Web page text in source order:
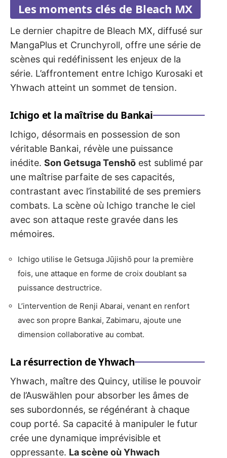
Les moments clés de Bleach MX
Le dernier chapitre de Bleach MX, diffusé sur
MangaPlus et Crunchyroll, offre une série de
scènes qui redéfinissent les enjeux de la
série. L’affrontement entre Ichigo Kurosaki et
Yhwach atteint un sommet de tension.
Ichigo et la maîtrise du Bankai
Ichigo, désormais en possession de son
véritable Bankai, révèle une puissance
inédite. Son Getsuga Tenshō est sublimé par
une maîtrise parfaite de ses capacités,
contrastant avec l’instabilité de ses premiers
combats. La scène où Ichigo tranche le ciel
avec son attaque reste gravée dans les
mémoires.
Ichigo utilise le Getsuga Jūjishō pour la première
fois, une attaque en forme de croix doublant sa
puissance destructrice.
L’intervention de Renji Abarai, venant en renfort
avec son propre Bankai, Zabimaru, ajoute une
dimension collaborative au combat.
La résurrection de Yhwach
Yhwach, maître des Quincy, utilise le pouvoir
de l’Auswählen pour absorber les âmes de
ses subordonnés, se régénérant à chaque
coup porté. Sa capacité à manipuler le futur
crée une dynamique imprévisible et
oppressante. La scène où Yhwach